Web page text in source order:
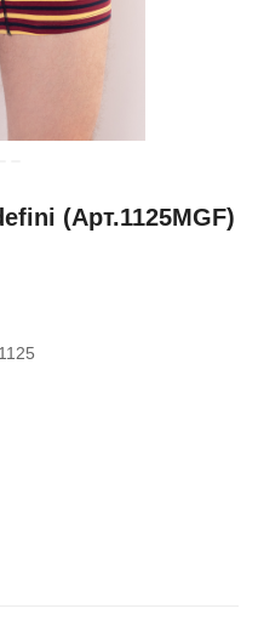
(Арт.1125MGF)